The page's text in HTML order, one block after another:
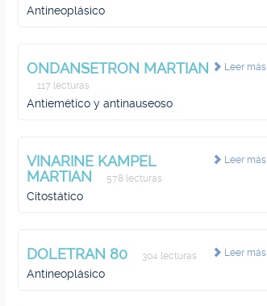
Antineoplásico
Leer más
ONDANSETRON MARTIAN
117 lecturas
Antiemético y antinauseoso
Leer más
VINARINE KAMPEL
MARTIAN
578 lecturas
Citostático
Leer más
DOLETRAN 80 304 lecturas
Antineoplásico